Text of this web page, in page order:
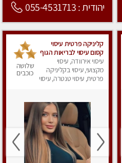
יהודית : 055-4531713
קליניקה פרטית עיסוי
קסום עיסוי לבריאות הגוף
עיסוי אירוודה, עיסוי
מקצועי, עיסוי בקליניקה
פרטית, עיסוי טנטרה, עיסוי
שלושה
כוכבים